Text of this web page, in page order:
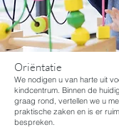
Oriëntatie
We nodigen u van harte uit
kindcentrum. Binnen de
graag rond, vertellen we u
praktische zaken en is er
bespreken.